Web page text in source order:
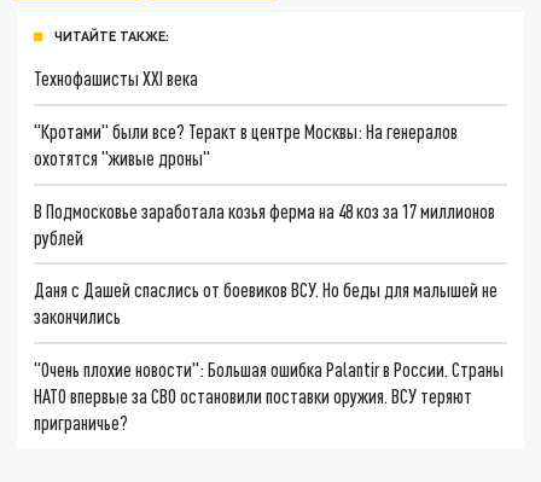
ЧИТАЙТЕ ТАКЖЕ:
Технофашисты XXI века
"Кротами" были все? Теракт в центре Москвы: На генералов
охотятся "живые дроны"
В Подмосковье заработала козья ферма на 48 коз за 17 миллионов
рублей
Даня с Дашей спаслись от боевиков ВСУ. Но беды для малышей не
закончились
"Очень плохие новости": Большая ошибка Palantir в России. Страны
НАТО впервые за СВО остановили поставки оружия. ВСУ теряют
приграничье?